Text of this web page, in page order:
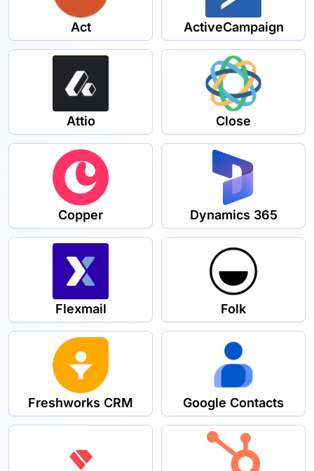
Act ActiveCampaign
Attio Close
Copper Dynamics 365
Flexmail Folk
Freshworks CRM Google Contacts